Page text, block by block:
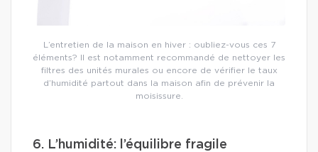
L’entretien de la maison en hiver : oubliez-vous ces 7
éléments? Il est notamment recommandé de nettoyer les
filtres des unités murales ou encore de vérifier le taux
d’humidité partout dans la maison afin de prévenir la
moisissure.
6. L’humidité: l’équilibre fragile